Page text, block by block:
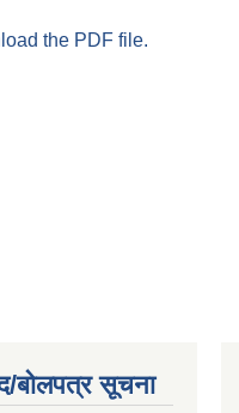
the PDF file.
बोलपत्र सूचना